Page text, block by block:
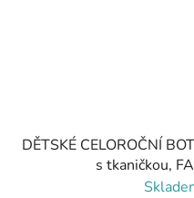
DĚTSKÉ CELOROČNÍ
s tkaničkou,